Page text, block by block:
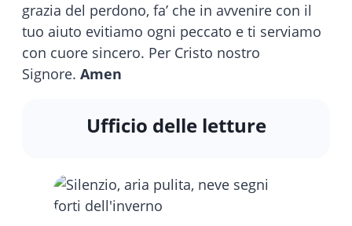
grazia del perdono, fa’ che in avvenire con il
tuo aiuto evitiamo ogni peccato e ti serviamo
con cuore sincero. Per Cristo nostro
Signore. Amen
Ufficio delle letture